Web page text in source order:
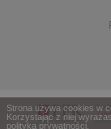
Strona używa cookies w
Korzystając z niej
polityką prywatności.